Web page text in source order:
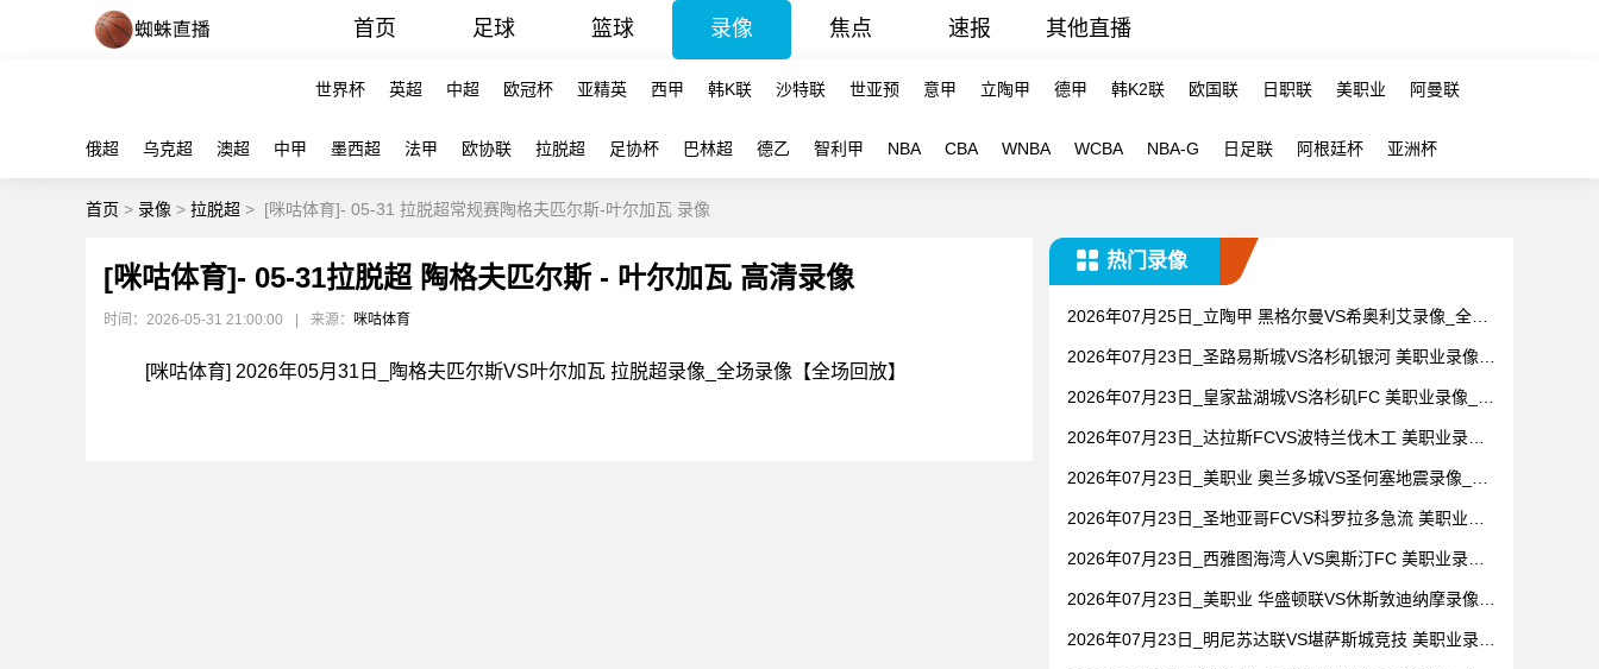
首页 足球 篮球 录像 焦点 速报 其他直播
世界杯 英超 中超 欧冠杯 亚精英 西甲 韩K联 沙特联 世亚预 意甲 立陶甲 德甲 韩K2联 欧国联 日职联 美职业 阿曼联
俄超 乌克超 澳超 中甲 墨西超 法甲 欧协联 拉脱超 足协杯 巴林超 德乙 智利甲 NBA CBA WNBA WCBA NBA-G 日足联 阿根廷杯 亚洲杯
首页 > 录像 > 拉脱超 > [咪咕体育]- 05-31 拉脱超常规赛陶格夫匹尔斯-叶尔加瓦 录像
[咪咕体育]- 05-31拉脱超 陶格夫匹尔斯 - 叶尔加瓦 高清录像
时间：2026-05-31 21:00:00 来源： 咪咕体育
[咪咕体育] 2026年05月31日_陶格夫匹尔斯VS叶尔加瓦 拉脱超录像_全场录像【全场回放】
热门录像
2026年07月25日_立陶甲 黑格尔曼VS希奥利艾录像_全场
2026年07月23日_圣路易斯城VS洛杉矶银河 美职业录像_
2026年07月23日_皇家盐湖城VS洛杉矶FC 美职业录像_高
2026年07月23日_达拉斯FCVS波特兰伐木工 美职业录像_
2026年07月23日_美职业 奥兰多城VS圣何塞地震录像_全
2026年07月23日_圣地亚哥FCVS科罗拉多急流 美职业录
2026年07月23日_西雅图海湾人VS奥斯汀FC 美职业录像_
2026年07月23日_美职业 华盛顿联VS休斯敦迪纳摩录像_
2026年07月23日_明尼苏达联VS堪萨斯城竞技 美职业录像